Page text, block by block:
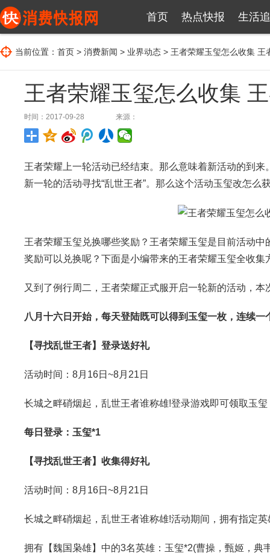
首页 热点快报 生活
当前位置： 首页 > 消费新闻 > 业界动态 > 王者荣耀玉玺怎么收集 王
王者荣耀玉玺怎么收集
时间：2017-09-28 来源：
王者荣耀上一轮活动已经结束。那么意味着新活动的到
新一轮的活动寻找“乱世王者”。那么这个活动玉玺改怎
王者荣耀玉玺兑换哪些奖励？王者荣耀玉玺是目前活动
奖励可以兑换呢？下面是小编带来的王者荣耀玉玺全收
又到了例行周二，王者荣耀正式服开启一轮新的活动，本
八月十六日开始，每天登陆既可以得到玉玺一枚，连续
【寻找乱世王者】登录送好礼
活动时间：8月16日~8月21日
长城之畔硝烟起，乱世王者谁称雄!登录游戏即可领取玉
每日登录：玉玺*1
【寻找乱世王者】收集得好礼
活动时间：8月16日~8月21日
长城之畔硝烟起，乱世王者谁称雄!活动期间，拥有指定
拥有【魏国枭雄】中的3名英雄：玉玺*2(曹操，甄姬，典